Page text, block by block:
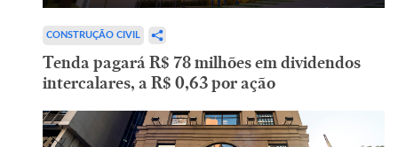
CONSTRUÇÃO CIVIL
Tenda pagará R$ 78 milhões em dividendos
intercalares, a R$ 0,63 por ação